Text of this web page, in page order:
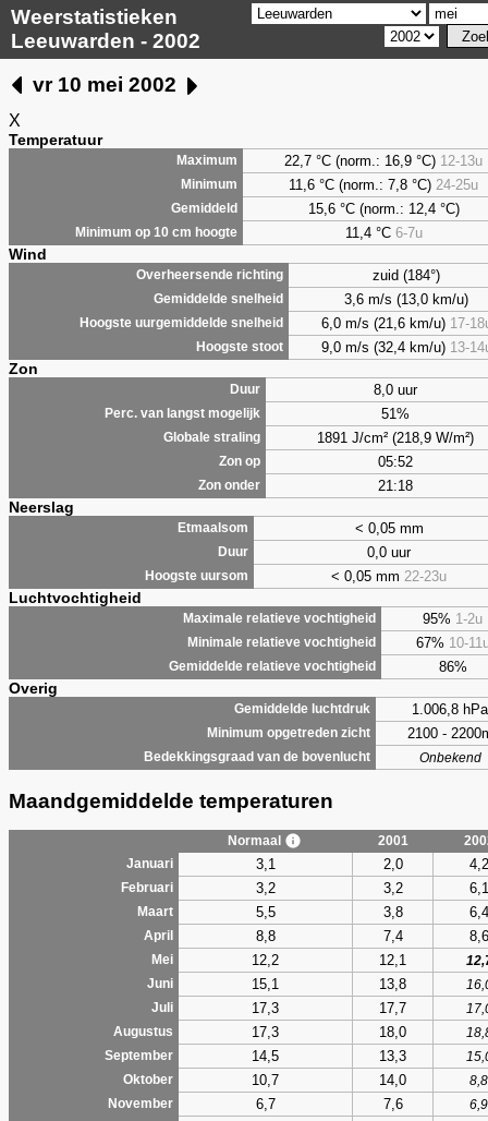
Weerstatistieken
Leeuwarden - 2002
vr 10 mei 2002
X
Temperatuur
Maximum 22,7 °C (norm.: 16,9 °C) 12-13u
Minimum 11,6 °C (norm.: 7,8 °C) 24-25u
Gemiddeld 15,6 °C (norm.: 12,4 °C)
Minimum op 10 cm hoogte 11,4 °C 6-7u
Wind
Overheersende richting zuid (184°)
Gemiddelde snelheid 3,6 m/s (13,0 km/u)
Hoogste uurgemiddelde snelheid 6,0 m/s (21,6 km/u) 17-
Hoogste stoot 9,0 m/s (32,4 km/u) 13-
Zon
Duur 8,0 uur
Perc. van langst mogelijk 51%
Globale straling 1891 J/cm² (218,9 W/m²)
Zon op 05:52
Zon onder 21:18
Neerslag
Etmaalsom < 0,05 mm
Duur 0,0 uur
Hoogste uursom < 0,05 mm 22-23u
Luchtvochtigheid
Maximale relatieve vochtigheid 95% 1-2u
Minimale relatieve vochtigheid 67% 10-
Gemiddelde relatieve vochtigheid 86%
Overig
Gemiddelde luchtdruk 1.006,8 hPa
Minimum opgetreden zicht 2100 -
Bedekkingsgraad van de bovenlucht Onbekend
Maandgemiddelde temperaturen
Normaal 2001
Januari
3,1 2,0 4,2
Februari 3,2 3,2 6,1
Maart 5,5 3,8 6,4
April 8,8 7,4 8,6
Mei 12,2 12,1
Juni
15,1 13,8
Juli
17,3 17,7
Augustus
17,3 18,0
September
14,5 13,3
Oktober
10,7 14,0
8,8
November
6,7 7,6
6,9